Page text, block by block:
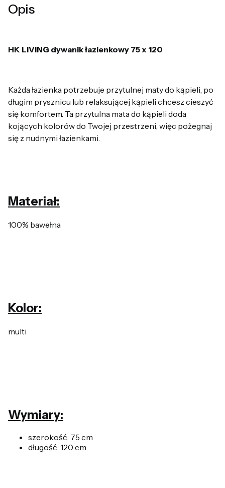
Opis
HK LIVING dywanik łazienkowy 75 x 120
Każda łazienka potrzebuje przytulnej maty do kąpieli, po
długim prysznicu lub relaksującej kąpieli chcesz cieszyć
się komfortem. Ta przytulna mata do kąpieli doda
kojących kolorów do Twojej przestrzeni, więc pożegnaj
się z nudnymi łazienkami.
Materiał:
100% bawełna
Kolor:
multi
Wymiary:
szerokość: 75 cm
długość: 120 cm